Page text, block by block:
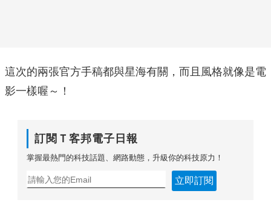
這次的兩張官方手稿都與星海有關，而且風格就像是電
影一樣喔～！
訂閱Ｔ客邦電子日報
掌握最熱門的科技話題、網路動態，升級你的科技原力！
立即訂閱